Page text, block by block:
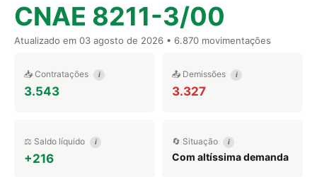
CNAE 8211-3/00
Atualizado em 03 agosto de 2026 • 6.870 movimentações
📥 Contratações i
3.543
📤 Demissões i
3.327
⚖️ Saldo líquido i
+216
🔄 Situação i
Com altíssima demanda